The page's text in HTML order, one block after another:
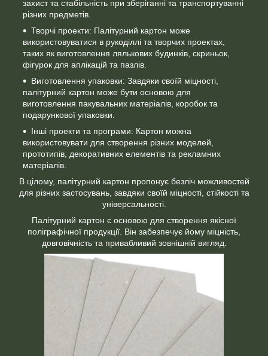
захист та стабільність при зберіганні та транспортуванні
різних предметів.
Творчі проекти: Палітурний картон може
використовуватися в рукоділлі та творчих проектах,
таких як виготовлення лялькових будинків, скриньок,
фігурок для аплікацій та пазлів.
Виготовлення упаковки: Завдяки своїй міцності,
палітурний картон може бути основою для
виготовлення пакувальних матеріалів, коробок та
подарункової упаковки.
Інші проекти та програми: Картон можна
використовувати для створення різних моделей,
прототипів, декоративних елементів та рекламних
матеріалів.
В цілому, палітурний картон пропонує безліч можливостей
для різних застосувань, завдяки своїй міцності, стійкості та
універсальності.
Палітурний картон є основою для створення якісної
поліграфічної продукції. Він забезпечує йому міцність,
довговічність та привабливий зовнішній вигляд.